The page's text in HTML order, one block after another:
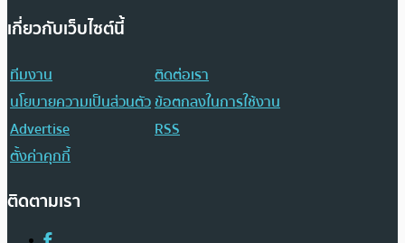
เกี่ยวกับเว็บไซต์นี้
ทีมงาน
ติดต่อเรา
นโยบายความเป็นส่วนตัวข้อตกลงในการใช้งาน
Advertise
RSS
ตั้งค่าคุกกี้
ติดตามเรา